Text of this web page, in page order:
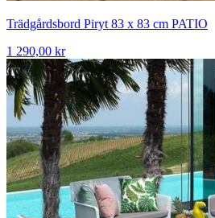
Trädgårdsbord Piryt 83 x 83 cm PATIO
1 290,00 kr